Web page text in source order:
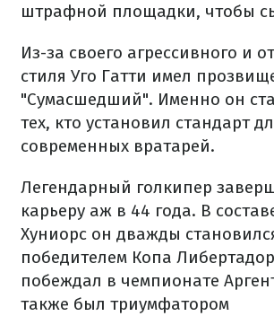
штрафной площадки, чтобы
Из-за своего агрессивного и
стиля Уго Гатти имел
"Сумасшедший". Именно он
тех, кто установил стандарт
современных вратарей.
Легендарный голкипер
карьеру аж в 44 года. В
Хуниорс он дважды
победителем Копа
побеждал в чемпионате
также был триумфатором